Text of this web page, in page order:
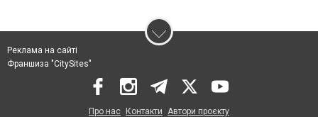
Реклама на сайті
Франшиза "CitySites"
Про нас Контакти Автори проєкту